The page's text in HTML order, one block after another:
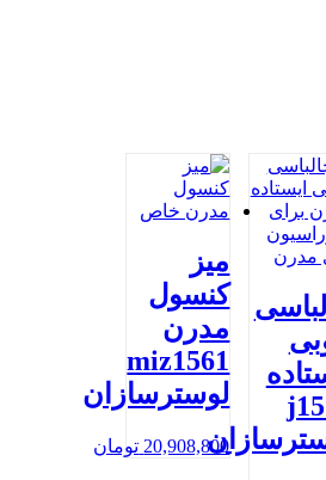
میز
کنسول
مدرن
miz1561
لوسترسازان
20,908,800 تومان